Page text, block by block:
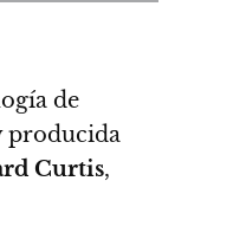
de
producida
Curtis,